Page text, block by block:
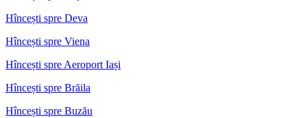
Hîncești spre Deva
Hîncești spre Viena
Hîncești spre Aeroport Iași
Hîncești spre Brăila
Hîncești spre Buzău